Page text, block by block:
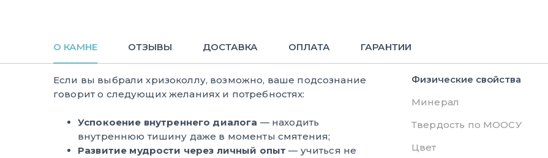
О КАМНЕ ОТЗЫВЫ ДОСТАВКА ОПЛАТА ГАРАНТИИ
Если вы выбрали хризоколлу, возможно, ваше подсознание
говорит о следующих желаниях и потребностях:
Успокоение внутреннего диалога — находить
внутреннюю тишину даже в моменты смятения;
Развитие мудрости через личный опыт — учиться не
Физические свойства
Минерал
Твердость по МООСУ
Цвет